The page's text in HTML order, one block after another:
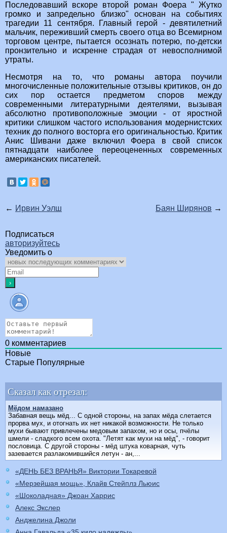
Последовавший вскоре второй роман Фоера " Жутко
громко и запредельно близко" основан на событиях
трагедии 11 сентября. Главный герой - девятилетний
мальчик, переживший смерть своего отца во Всемирном
торговом центре, пытается осознать потерю, по-детски
пронзительно и искренне страдая от невосполнимой
утраты.
Несмотря на то, что романы автора поучили
многочисленные положительные отзывы критиков, он до
сих пор остается предметом споров между
современными литературными деятелями, вызывая
абсолютно противоположные эмоции - от яростной
критики слишком частого использования модернистских
техник до полного восторга его оригинальностью. Критик
Анис Шивани даже включил Фоера в свой список
пятнадцати наиболее переоцененных современных
американских писателей.
← Ирвин Уэлш Баян Ширянов →
Подписаться
авторизуйтесь
Уведомить о
0 комментариев
Новые
Старые Популярные
Сказал как отрезал:
Мёдом намазано
Забавная вещь мёд... С одной стороны, на запах мёда слетается
прорва мух, и отогнать их нет никакой возможности. Hе только
мухи бывают привлечены медовым запахом, но и осы, пчёлы
шмели - сладкого всем охота. "Летят как мухи на мёд", - говорит
пословица. С другой стороны - мёд штука коварная, чуть
зазевается разлакомившийся летун - ан,...
«ДЕНЬ БЕЗ ВРАНЬЯ» Виктории Токаревой
«Мерзейшая мощь», Клайв Стейплз Льюис
«Шоколадная» Джоан Харрис
Алекс Экслер
Анджелина Джоли